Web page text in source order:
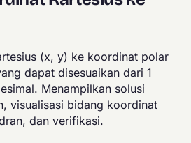
(x, y) ke koordinat polar
dapat disesuaikan dari 1
Menampilkan solusi
visualisasi bidang koordinat
dan verifikasi.